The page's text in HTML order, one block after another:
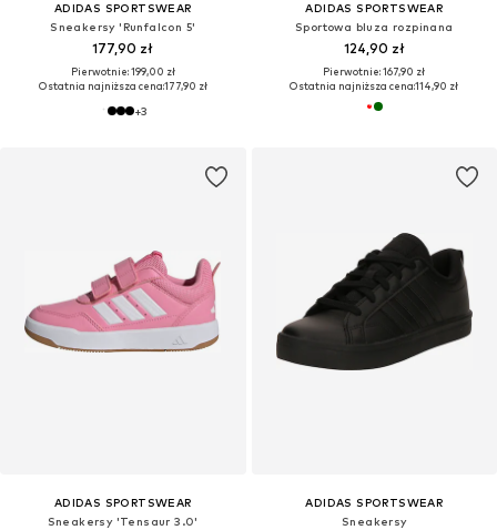
ADIDAS SPORTSWEAR
Sneakersy 'Runfalcon 5'
177,90 zł
Pierwotnie: 199,00 zł
Ostatnia najniższa cena:177,90 zł
+3
ADIDAS SPORTSWEAR
Sportowa bluza rozpinana
124,90 zł
Pierwotnie: 167,90 zł
Ostatnia najniższa cena:114,90 zł
ADIDAS SPORTSWEAR
Sneakersy 'Tensaur 3.0'
ADIDAS SPORTSWEAR
Sneakersy